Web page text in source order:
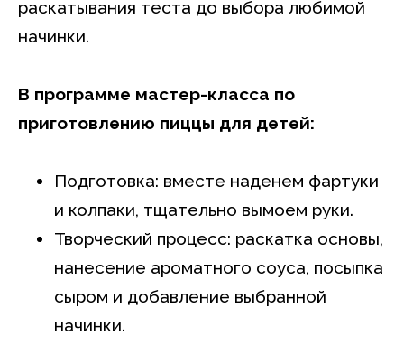
раскатывания теста до выбора любимой
начинки.
В программе мастер-класса по
приготовлению пиццы для детей:
Подготовка: вместе наденем фартуки
и колпаки, тщательно вымоем руки.
Творческий процесс: раскатка основы,
нанесение ароматного соуса, посыпка
сыром и добавление выбранной
начинки.